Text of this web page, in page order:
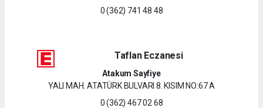
0 (362) 741 48 48
Taflan Eczanesi
Atakum Sayfiye
YALI MAH. ATATÜRK BULVARI 8. KISIM NO:67 A
0 (362) 467 02 68